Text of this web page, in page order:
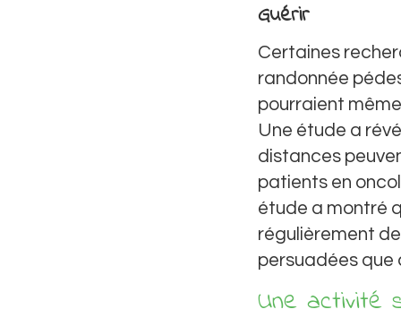
Guérir
Certaines
randonnée
pourraient
Une étude a
distances
patients en
étude a montré
régulièrement
persuadées que
Une activité